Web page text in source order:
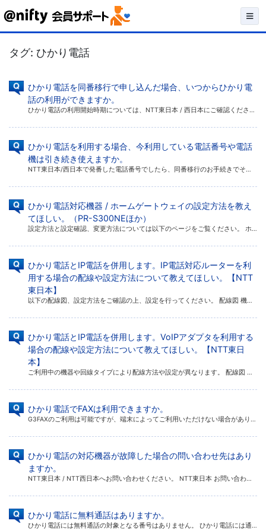
Skip
contentタグ: ひかり電話
ひかり電話を同番移行で申し込んだ場合、いつからひかり電
話の利用ができますか。
ひかり電話の利用開始時期については、NTT東日本 / 西日本にご確認ください。 ひかり電話の手続きはNTT東日本 / 西日本で行います。ご利用状況などにより利用開始時期も異なります。 詳しくはNTT東日本 / 西日本へお […]
ひかり電話を利用する場合、今利用している電話番号や電話
機は引き続き使えますか。
NTT東日本/西日本で発番した電話番号でしたら、同番移行のお手続きでそのまま利用できます。 NTT以外の通信会社で発番した番号は移行できません。 電話機は、アナログ回線用電話機であればそのまま利用できます。一部、デジタル […]
ひかり電話対応機器 / ホームゲートウェイの設定方法を教え
てほしい。（PR-S300NEほか）
設定方法と設定確認、変更方法については以下のページをご覧ください。 ホームゲートウェイ（PR-S300NE）の設定
ひかり電話とIP電話を併用します。IP電話対応ルーターを利
用する場合の配線や設定方法について教えてほしい。【NTT
東日本】
以下の配線図、設定方法をご確認の上、設定を行ってください。 配線図 機器の設定方法 配線図 ご利用中の機器によりポート数やポートの名称が若干異なる場合があります。 ホームタイプの場合 PR200NEについては回線終端装置 […]
ひかり電話とIP電話を併用します。VoIPアダプタを利用する
場合の配線や設定方法について教えてほしい。【NTT東日
本】
ご利用中の機器や回線タイプにより配線方法や設定が異なります。 配線図 機器の設定方法 インターネットの接続設定 ひかり電話の設定 @niftyフォンの設定 通話テストと機器のラン プ状態 配線図 ※ ご利用中 […]
ひかり電話でFAXは利用できますか。
G3FAXのご利用は可能ですが、端末によってご利用いただけない場合があります。 FAXの国際規格の一つに「G3 FAX」という規格があります。「G3 FAX」は一般的なアナログ回線用の機器になります。 ※ […]
ひかり電話の対応機器が故障した場合の問い合わせ先はあり
ますか。
NTT東日本 / NTT西日本へお問い合わせください。 NTT東日本 お問い合わせ一覧 NTT西日本 お問い合わせ一覧
ひかり電話に無料通話はありますか。
ひかり電話には無料通話の対象となる番号はありません。 ひかり電話には通話料を含んだ料金プランがあります。 詳しくは以下のページをご覧ください。 NTT東日本 NTT西日本